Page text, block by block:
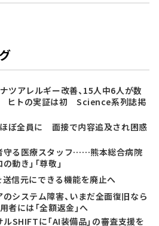
ツアレルギー改善、15人中6人が数
ヒトの実証は初 Science系列誌掲
ほぼ全員に 面接で内容追及され困惑
守る医療スタッフ……熊本総合病院
動き」「尊敬」
信元にできる機能を廃止へ
のシステム障害、いまだ全面復旧なら
には「全額返金」へ
SHIFTに「AI装備品」の審査支援を